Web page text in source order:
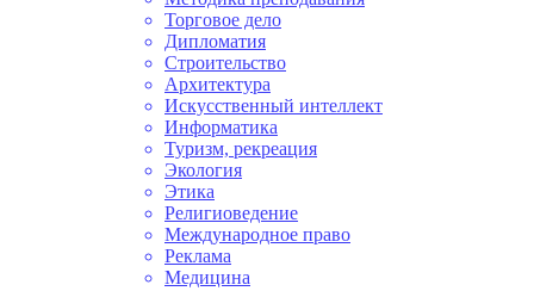
Торговое дело
Дипломатия
Строительство
Архитектура
Искусственный интеллект
Информатика
Туризм, рекреация
Экология
Этика
Религиоведение
Международное право
Реклама
Медицина